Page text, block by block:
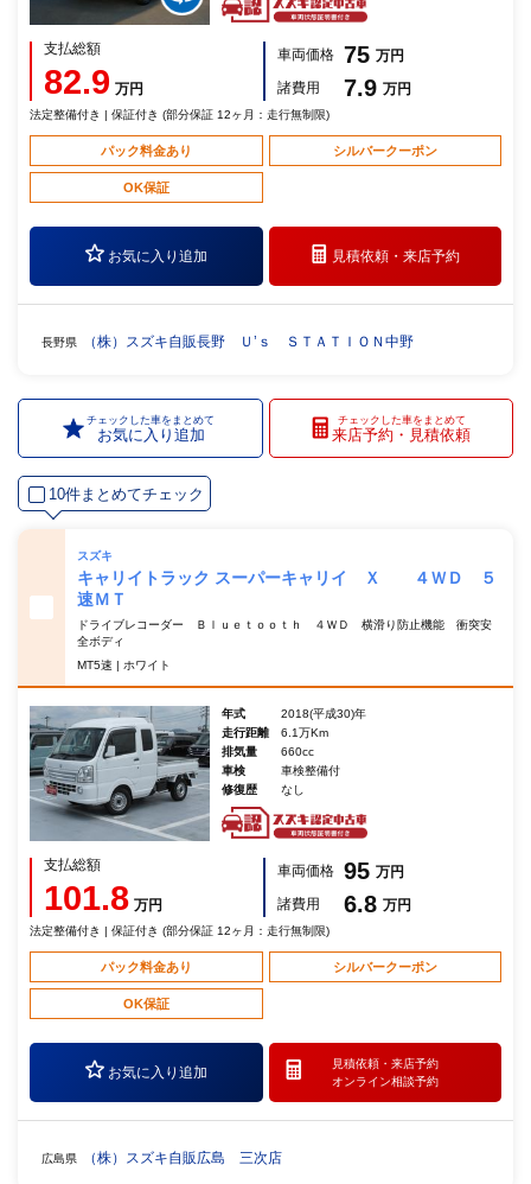
支払総額
82.9 万円
車両価格 75 万円
諸費用
7.9 万円
法定整備付き | 保証付き (部分保証 12ヶ月：走行無制限)
パック料金あり シルバークーポン
OK保証
お気に入り追加 見積依頼・来店予約
長野県 （株）スズキ自販長野 Ｕ’ｓ ＳＴＡＴＩＯＮ中野
チェックした車をまとめて
お気に入り追加
チェックした車をまとめて
来店予約・見積依頼
10件まとめてチェック
スズキ
キャリイトラック スーパーキャリイ Ｘ ４ＷＤ ５
速ＭＴ
ドライブレコーダー Ｂｌｕｅｔｏｏｔｈ ４ＷＤ 横滑り防止機能 衝突安
全ボディ
MT5速 | ホワイト
年式
2018(平成30)年
走行距離
6.1万Km
排気量
660cc
車検
車検整備付
修復歴
なし
支払総額
101.8 万円
車両価格 95 万円
諸費用
6.8 万円
法定整備付き | 保証付き (部分保証 12ヶ月：走行無制限)
パック料金あり シルバークーポン
OK保証
お気に入り追加
見積依頼・ 来店予約
オンライン相談予約
広島県 （株）スズキ自販広島 三次店